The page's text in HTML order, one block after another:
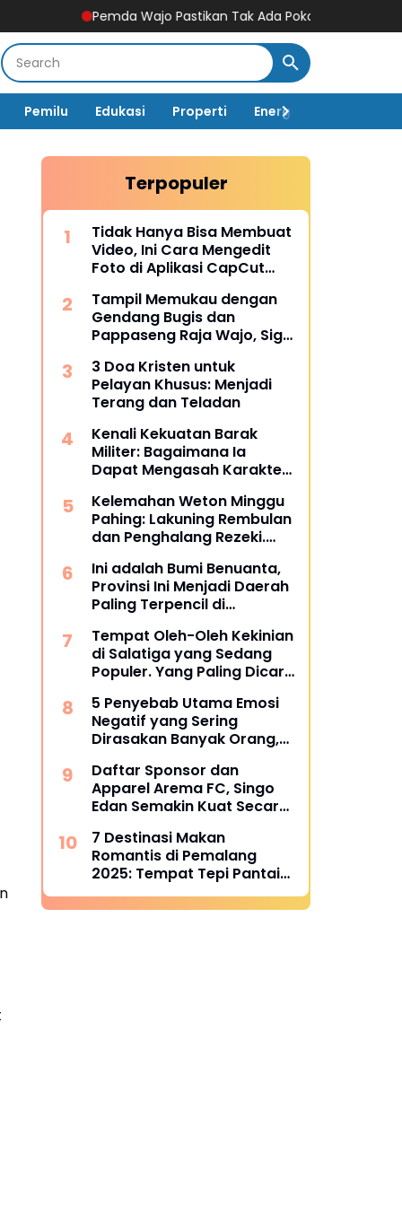
Pemda Wajo Pastikan Tak Ada Pokok Pikiran DPRD di Dinas
Pemilu Edukasi Properti Energi
Terpopuler
Tidak Hanya Bisa Membuat
Video, Ini Cara Mengedit
Foto di Aplikasi CapCut
fiturnya
Tampil Memukau dengan
Gendang Bugis dan
Pappaseng Raja Wajo, Sigit
2 Talent Show
3 Doa Kristen untuk
Pelayan Khusus: Menjadi
Terang dan Teladan
Kenali Kekuatan Barak
Militer: Bagaimana Ia
Dapat Mengasah Karakter
Kelemahan Weton Minggu
Pahing: Lakuning Rembulan
dan Penghalang Rezeki.
Ini adalah Bumi Benuanta,
Provinsi Ini Menjadi Daerah
Paling Terpencil di
dan Papua Barat
Tempat Oleh-Oleh Kekinian
di Salatiga yang Sedang
Populer. Yang Paling Dicari
5 Penyebab Utama Emosi
Negatif yang Sering
Dirasakan Banyak Orang,
Merasakannya?
Daftar Sponsor dan
Apparel Arema FC, Singo
Edan Semakin Kuat Secara
Kencang di Super League
2025
7 Destinasi Makan
Romantis di Pemalang
2025: Tempat Tepi Pantai
yang Bikin Foto Melejitkan
Engagement